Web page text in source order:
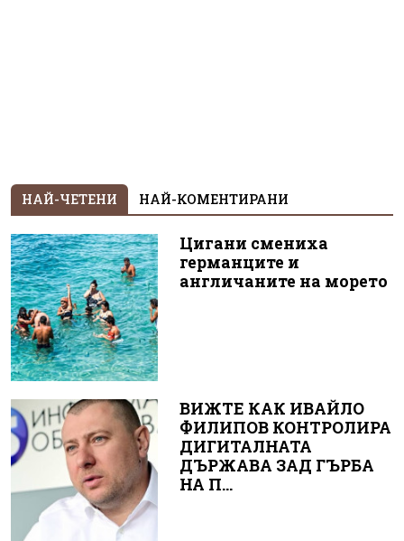
НАЙ-ЧЕТЕНИ НАЙ-КОМЕНТИРАНИ
Цигани смениха
германците и
англичаните на морето
ВИЖТЕ КАК ИВАЙЛО
ФИЛИПОВ КОНТРОЛИРА
ДИГИТАЛНАТА
ДЪРЖАВА ЗАД ГЪРБА
НА П...